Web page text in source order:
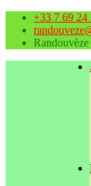
+33 7 69 24